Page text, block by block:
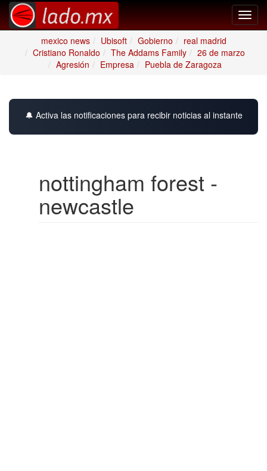
mexico news
Ubisoft Gobierno
real madrid
Cristiano Ronaldo
The Addams Family
26 de marzo
Agresión
Empresa Puebla de Zaragoza
🔔 Activa las notificaciones para recibir noticias al instante
nottingham forest -
newcastle